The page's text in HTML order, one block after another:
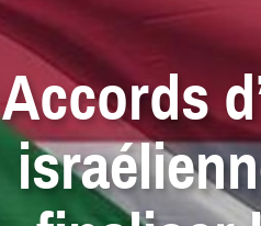
Accords